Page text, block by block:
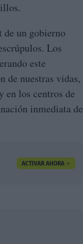
de un gobierno
Los
este
de nuestras vidas,
en los centros de
inmediata de
ACTIVAR AHORA